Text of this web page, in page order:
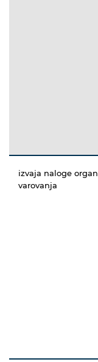
izvaja naloge
varovanja